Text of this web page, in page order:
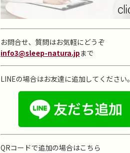
お問合せ、質問はお気軽にどうぞ
info3@sleep-natura.jpまで
LINEの場合はお友達に追加してください。
QRコードで追加の場合はこちら